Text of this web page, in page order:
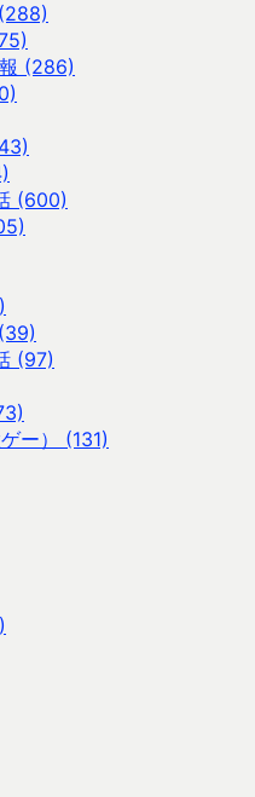
(286)
(600)
(97)
ー） (131)